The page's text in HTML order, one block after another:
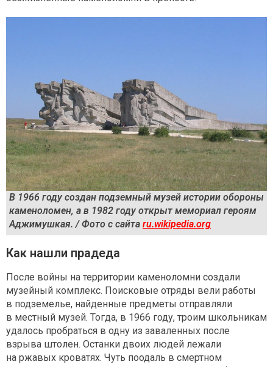
В 1966 году создан подземный музей истории обороны
каменоломен, а в 1982 году открыт мемориал героям
Аджимушкая. / Фото с сайта ru.wikipedia.org
Как нашли прадеда
После войны на территории каменоломни создали
музейный комплекс. Поисковые отряды вели работы
в подземелье, найденные предметы отправляли
в местный музей. Тогда, в 1966 году, троим школьникам
удалось пробраться в одну из заваленных после
взрыва штолен. Останки двоих людей лежали
на ржавых кроватях. Чуть поодаль в смертном